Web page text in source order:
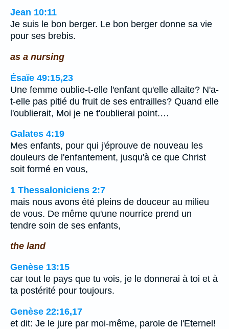
Jean 10:11
Je suis le bon berger. Le bon berger donne sa vie
pour ses brebis.
as a nursing
Ésaïe 49:15,23
Une femme oublie-t-elle l'enfant qu'elle allaite? N'a-
t-elle pas pitié du fruit de ses entrailles? Quand elle
l'oublierait, Moi je ne t'oublierai point.…
Galates 4:19
Mes enfants, pour qui j'éprouve de nouveau les
douleurs de l'enfantement, jusqu'à ce que Christ
soit formé en vous,
1 Thessaloniciens 2:7
mais nous avons été pleins de douceur au milieu
de vous. De même qu'une nourrice prend un
tendre soin de ses enfants,
the land
Genèse 13:15
car tout le pays que tu vois, je le donnerai à toi et à
ta postérité pour toujours.
Genèse 22:16,17
et dit: Je le jure par moi-même, parole de l'Eternel!